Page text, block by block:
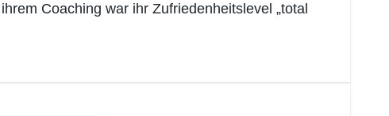
Coaching war ihr Zufriedenheitslevel „total